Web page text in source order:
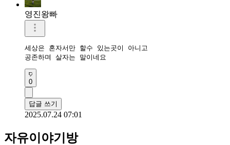
영진왕빠
세상은 혼자서만 할수 있는곳이 아니고
공존하며 살자는 말이네요
0
답글 쓰기
2025.07.24 07:01
자유이야기방